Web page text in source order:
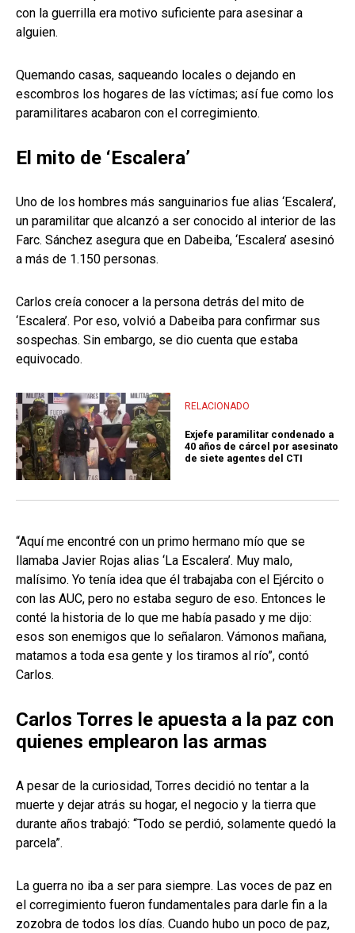
con la guerrilla era motivo suficiente para asesinar a
alguien.
Quemando casas, saqueando locales o dejando en
escombros los hogares de las víctimas; así fue como los
paramilitares acabaron con el corregimiento.
El mito de ‘Escalera’
Uno de los hombres más sanguinarios fue alias ‘Escalera’,
un paramilitar que alcanzó a ser conocido al interior de las
Farc. Sánchez asegura que en Dabeiba, ‘Escalera’ asesinó
a más de 1.150 personas.
Carlos creía conocer a la persona detrás del mito de
‘Escalera’. Por eso, volvió a Dabeiba para confirmar sus
sospechas. Sin embargo, se dio cuenta que estaba
equivocado.
RELACIONADO
Exjefe paramilitar condenado a
40 años de cárcel por asesinato
de siete agentes del CTI
“Aquí me encontré con un primo hermano mío que se
llamaba Javier Rojas alias ‘La Escalera’. Muy malo,
malísimo. Yo tenía idea que él trabajaba con el Ejército o
con las AUC, pero no estaba seguro de eso. Entonces le
conté la historia de lo que me había pasado y me dijo:
esos son enemigos que lo señalaron. Vámonos mañana,
matamos a toda esa gente y los tiramos al río”, contó
Carlos.
Carlos Torres le apuesta a la paz con
quienes emplearon las armas
A pesar de la curiosidad, Torres decidió no tentar a la
muerte y dejar atrás su hogar, el negocio y la tierra que
durante años trabajó: “Todo se perdió, solamente quedó la
parcela”.
La guerra no iba a ser para siempre. Las voces de paz en
el corregimiento fueron fundamentales para darle fin a la
zozobra de todos los días. Cuando hubo un poco de paz,